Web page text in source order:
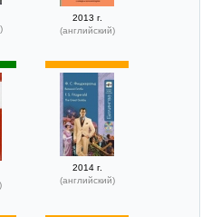
2013 г.
(английский)
2014 г.
(английский)